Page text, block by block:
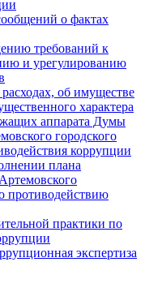
о фактах
требований к
и урегулированию
об имуществе
характера
аппарата Думы
городского
коррупции
плана
противодействию
практики по
экспертиза